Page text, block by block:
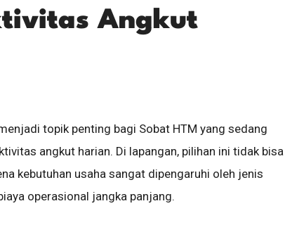
Angkut
topik penting bagi Sobat HTM yang sedang
angkut harian. Di lapangan, pilihan ini tidak bisa
kebutuhan usaha sangat dipengaruhi oleh jenis
operasional jangka panjang.